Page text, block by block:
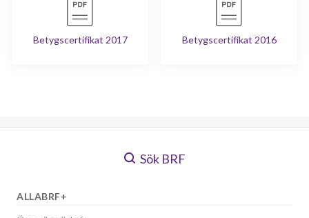
Betygscertifikat 2017 Betygscertifikat 2016
Sök BRF
ALLABRF+